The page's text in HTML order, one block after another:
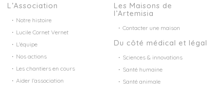
L’Association
Notre histoire
Lucile Cornet Vernet
L’équipe
Nos actions
Les chantiers en cours
Aider l’association
Les Maisons de
l’Artemisia
Contacter une maison
Du côté médical et légal
Sciences & innovations
Santé humaine
Santé animale